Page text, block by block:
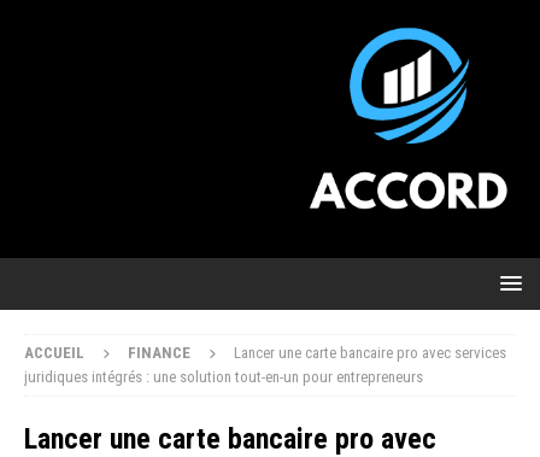
ACCUEIL FINANCE
Lancer une carte bancaire pro avec services
juridiques intégrés : une solution tout-en-un pour entrepreneurs
Lancer une carte bancaire pro avec